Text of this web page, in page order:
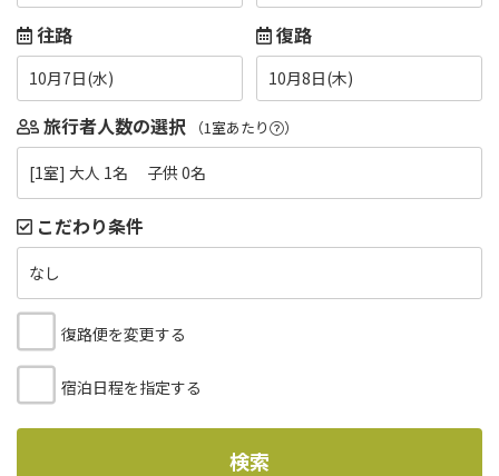
往路
10月7日(水)
復路
10月8日(木)
旅行者人数の選択 （1室あたり ）
[1室] 大人 1名 子供 0名
こだわり条件
なし
復路便を変更する
宿泊日程を指定する
検索